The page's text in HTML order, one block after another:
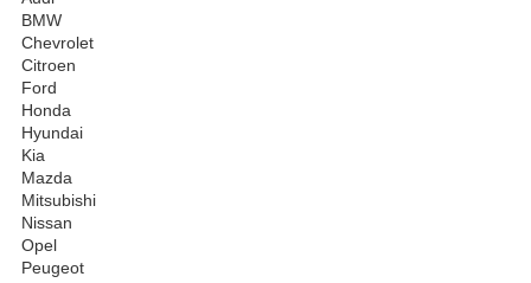
BMW
Chevrolet
Citroen
Ford
Honda
Hyundai
Kia
Mazda
Mitsubishi
Nissan
Opel
Peugeot